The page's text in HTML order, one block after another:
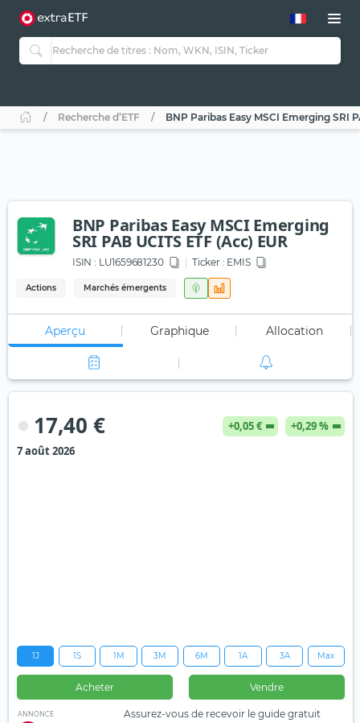
Recherche d’ETF BNP Paribas Easy MSCI Emerging SRI
BNP Paribas Easy MSCI Emerging
SRI PAB UCITS ETF (Acc) EUR
ISIN : LU1659681230 Ticker : EMIS
Actions Marchés émergents
Aperçu Graphique Allocation
17,40 € +0,05 €
+0,29 %
7 août 2026
1J 1S 1M 3M 6M 1A 3A Max
Acheter Vendre
ANNONCE
Assurez-vous de recevoir le guide gratuit